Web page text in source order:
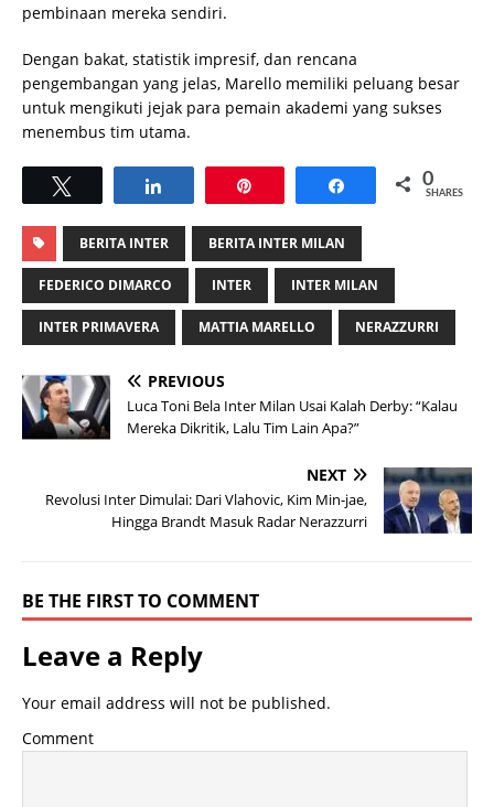
pembinaan mereka sendiri.
Dengan bakat, statistik impresif, dan rencana
pengembangan yang jelas, Marello memiliki peluang besar
untuk mengikuti jejak para pemain akademi yang sukses
menembus tim utama.
Share 0
SHARES
BERITA INTER BERITA INTER MILAN
FEDERICO DIMARCO INTER INTER MILAN
INTER PRIMAVERA MATTIA MARELLO NERAZZURRI
PREVIOUS
Luca Toni Bela Inter Milan Usai Kalah Derby: “Kalau
Mereka Dikritik, Lalu Tim Lain Apa?”
NEXT
Revolusi Inter Dimulai: Dari Vlahovic, Kim Min-jae,
Hingga Brandt Masuk Radar Nerazzurri
BE THE FIRST TO COMMENT
Leave a Reply
Your email address will not be published.
Comment